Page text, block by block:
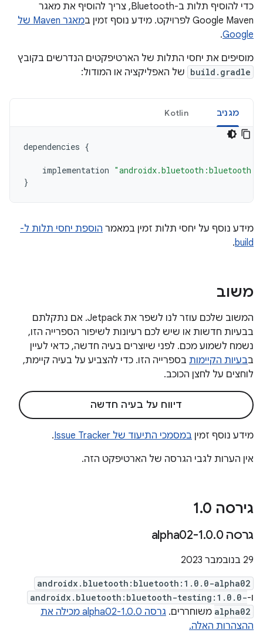
כדי להוסיף תלות ב-Bluetooth, צריך להוסיף את מאגר
Google Maven לפרויקט. מידע נוסף זמין ב
מאגר Maven של
Google
.
מוסיפים את יחסי התלות של הארטיפקטים הנדרשים בקובץ
build.gradle של האפליקציה או המודול:
מגניב Kotlin
dependencies {
implementation
}
מידע נוסף על יחסי תלות זמין במאמר הוספת יחסי תלות ל-
build
.
משוב
המשוב שלכם עוזר לנו לשפר את Jetpack. אם נתקלתם
בבעיות חדשות או שיש לכם רעיונות לשיפור הספרייה הזו,
נשמח לשמוע מכם. לפני שיוצרים בעיה חדשה, כדאי לעיין
בבעיות הקיימות בספרייה הזו. כדי להצביע על בעיה קיימת,
לוחצים על לחצן הכוכב.
דיווח על בעיה חדשה
מידע נוסף זמין במסמכי התיעוד של Issue Tracker
.
אין הערות לגבי הגרסה של הארטיפקט הזה.
גירסה 1 .0
גרסה 1 .0.0-alpha02
29 בנובמבר 2023
androidx.bluetooth:bluetooth:1.0.0-alpha02
ו-androidx.bluetooth:bluetooth-testing:1.0.0-
alpha02 משוחררים.
גרסה 1.0.0-alpha02 מכילה את
ההצהרות האלה.